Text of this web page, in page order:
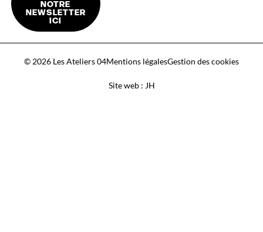
NOTRE
NEWSLETTER
ICI
© 2026 Les Ateliers 04Mentions légalesGestion des cookies
Site web : JH